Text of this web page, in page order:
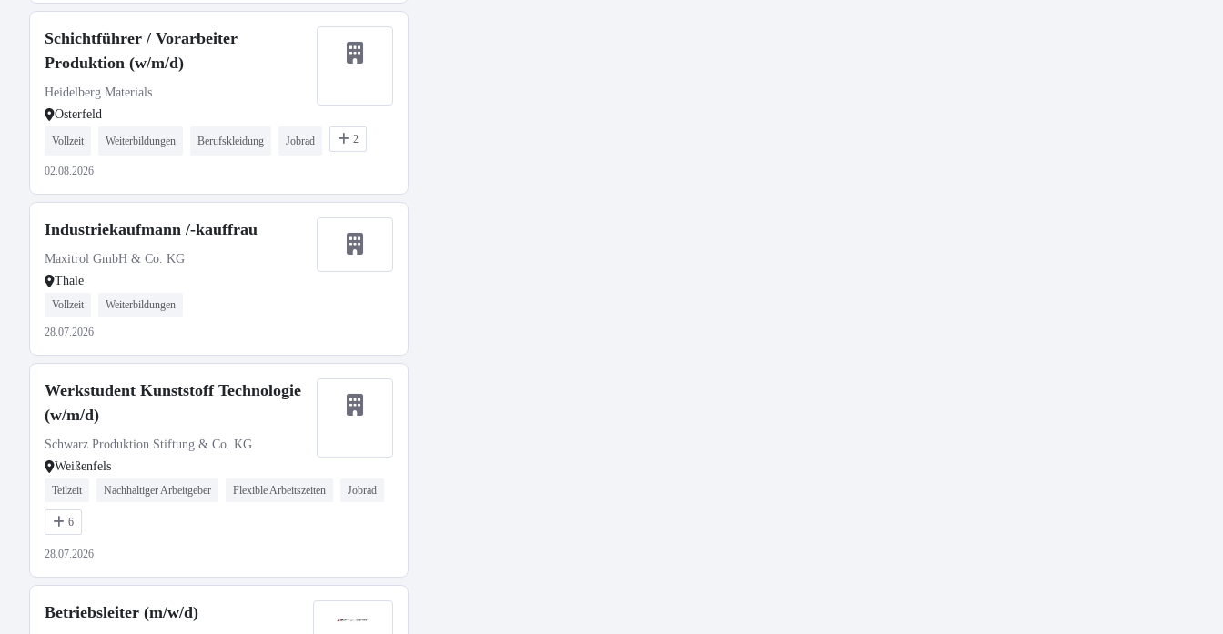
Schichtführer / Vorarbeiter
Produktion (w/m/d)
Heidelberg Materials
Osterfeld
Vollzeit Weiterbildungen Berufskleidung Jobrad 2
02.08.2026
Industriekaufmann /-kauffrau
Maxitrol GmbH & Co. KG
Thale
Vollzeit Weiterbildungen
28.07.2026
Werkstudent Kunststoff Technologie
(w/m/d)
Schwarz Produktion Stiftung & Co. KG
Weißenfels
Teilzeit Nachhaltiger Arbeitgeber Flexible Arbeitszeiten Jobrad
6
28.07.2026
Betriebsleiter (m/w/d)